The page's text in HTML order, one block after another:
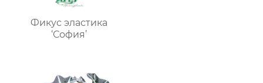
Фикус эластика
‘София’